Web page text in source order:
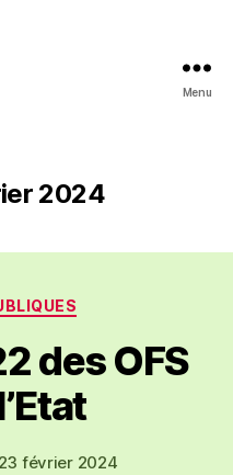
Menu
2024
des OFS
23 février 2024